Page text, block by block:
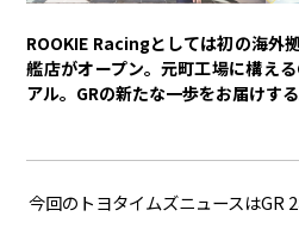
トヨタアスリート モータースポーツ
TOYOTA GAZOO Racing
クルマ
センチュリー クラウン ランドクル
ROOKIE Racingとしては初の海外
艦店がオープン。元町工場に構え
アル。GRの新たな一歩をお届けする
今回のトヨタイムズニュースはGR